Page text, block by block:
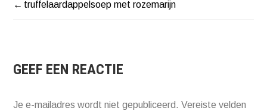
BERICHT
truffelaardappelsoep met rozemarijn
GEEF EEN REACTIE
Je e-mailadres wordt niet gepubliceerd. Vereiste velden